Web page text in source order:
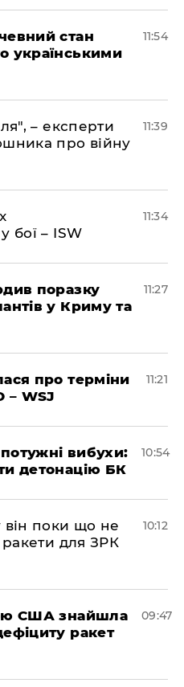
стан
українськими
11:54
– експерти
про війну
11:39
бої – ISW
11:34
поразку
у Криму та
11:27
про терміни
– WSJ
11:21
вибухи:
детонацію БК
10:54
поки що не
ракети для ЗРК
10:12
США знайшла
ракет
09:47